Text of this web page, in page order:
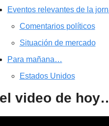
Eventos relevantes de la
Comentarios políticos
Situación de mercado
Para mañana…
Estados Unidos
video de